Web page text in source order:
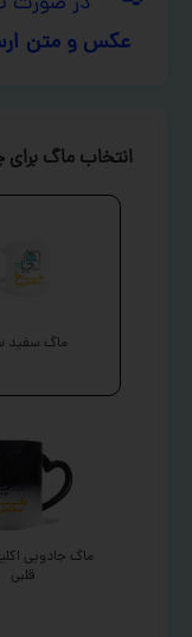
عکس و متن
انتخاب ماگ
ماگ سفید
ماگ جادویی
قلبی